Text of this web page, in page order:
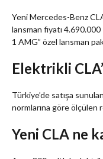
Yeni Mercedes-Benz
lansman fiyatı 4.690.000
1 AMG” özel lansman
Elektrikli
Türkiye’de satışa
normlarına göre ölçülen
Yeni CLA ne